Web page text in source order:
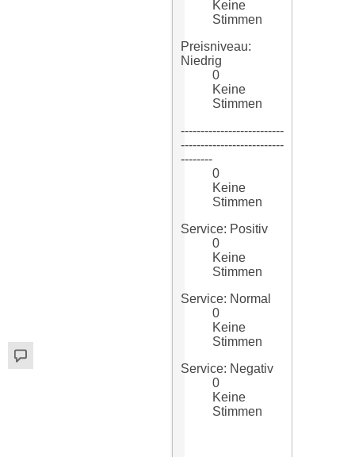
Keine
Stimmen
Preisniveau:
Niedrig
0
Keine
Stimmen
--------------------------
--------------------------
--------
0
Keine
Stimmen
Service: Positiv
0
Keine
Stimmen
Service: Normal
0
Keine
Stimmen
Service: Negativ
0
Keine
Stimmen